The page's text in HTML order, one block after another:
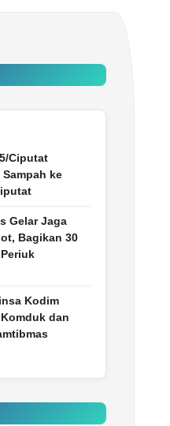
Ciputat
ke
Gelar Jaga
Bagikan 30
Kodim
dan